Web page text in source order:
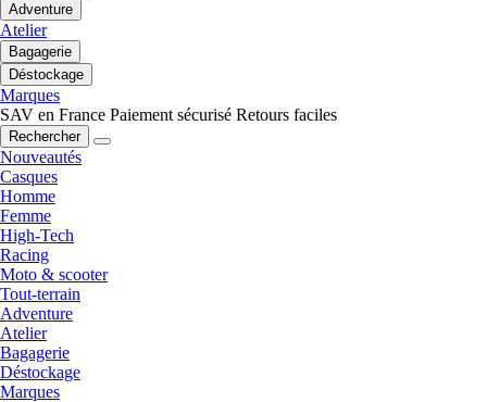
Adventure
Atelier
Bagagerie
Déstockage
Marques
SAV en France Paiement sécurisé Retours faciles
Rechercher
Nouveautés
Casques
Homme
Femme
High-Tech
Racing
Moto & scooter
Tout-terrain
Adventure
Atelier
Bagagerie
Déstockage
Marques